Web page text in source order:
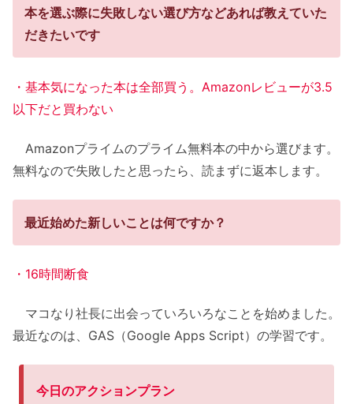
本を選ぶ際に失敗しない選び方などあれば教えていた
だきたいです
・基本気になった本は全部買う。Amazonレビューが3.5
以下だと買わない
Amazonプライムのプライム無料本の中から選びます。
無料なので失敗したと思ったら、読まずに返本します。
最近始めた新しいことは何ですか？
・16時間断食
マコなり社長に出会っていろいろなことを始めました。
最近なのは、GAS（Google Apps Script）の学習です。
今日のアクションプラン